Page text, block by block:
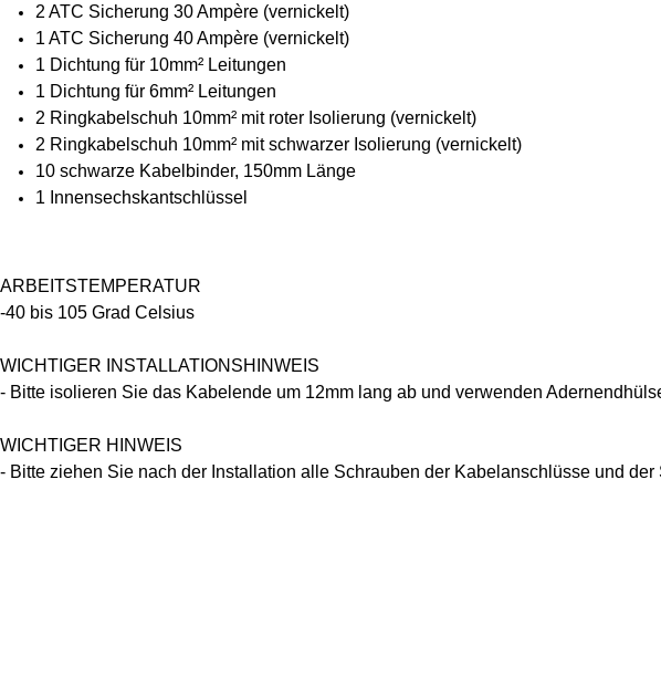
2 ATC Sicherung 30 Ampère (vernickelt)
1 ATC Sicherung 40 Ampère (vernickelt)
1 Dichtung für 10mm² Leitungen
1 Dichtung für 6mm² Leitungen
2 Ringkabelschuh 10mm² mit roter Isolierung (vernickelt)
2 Ringkabelschuh 10mm² mit schwarzer Isolierung (vernickelt)
10 schwarze Kabelbinder, 150mm Länge
1 Innensechskantschlüssel
ARBEITSTEMPERATUR
-40 bis 105 Grad Celsius
WICHTIGER INSTALLATIONSHINWEIS
- Bitte isolieren Sie das Kabelende um 12mm lang ab und verwenden
WICHTIGER HINWEIS
- Bitte ziehen Sie nach der Installation alle Schrauben der Kabelanschlüsse und